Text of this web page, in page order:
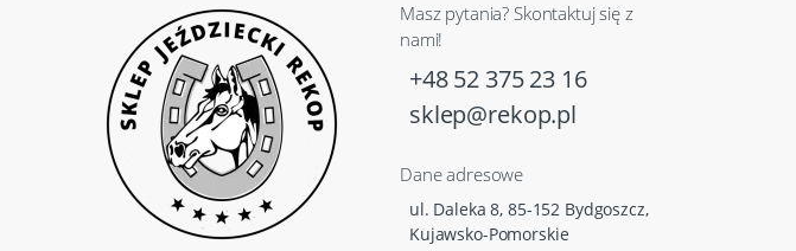
Masz pytania? Skontaktuj się z
nami!
+48 52 375 23 16
sklep@rekop.pl
Dane adresowe
ul. Daleka 8, 85-152 Bydgoszcz,
Kujawsko-Pomorskie